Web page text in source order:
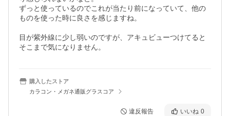
ずっと使っているのでこれが当たり前になっていて、他の
ものを使った時に良さを感じますね。
目が紫外線に少し弱いのですが、アキュビューつけてると
そこまで気になりません。
購入したストア
カラコン・メガネ通販グラスコア
違反報告 いいね 0